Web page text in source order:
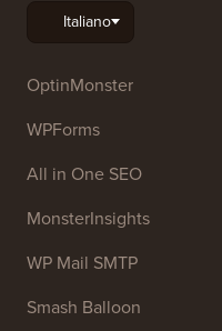
OptinMonster
WPForms
All in One SEO
MonsterInsights
WP Mail SMTP
Smash Balloon